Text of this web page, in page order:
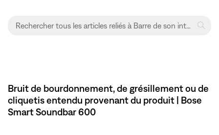
Bruit de bourdonnement, de grésillement ou de
cliquetis entendu provenant du produit | Bose
Smart Soundbar 600